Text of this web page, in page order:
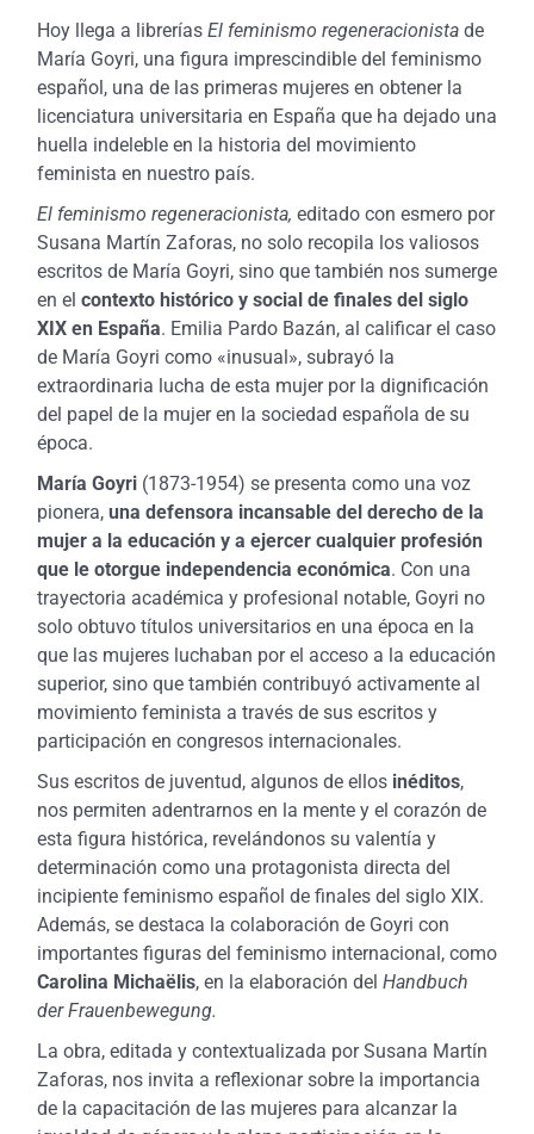
Hoy llega a librerías El feminismo regeneracionistade
María Goyri, una figura imprescindible del feminismo
español, una de las primeras mujeres en obtener la
licenciatura universitaria en España que ha dejado una
huella indeleble en la historia del movimiento
feminista en nuestro país.
El feminismo regeneracionista, editado con esmero por
Susana Martín Zaforas, no solo recopila los valiosos
escritos de María Goyri, sino que también nos sumerge
en el contexto histórico y social de finales del siglo
XIX en España. Emilia Pardo Bazán, al calificar el caso
de María Goyri como «inusual», subrayó la
extraordinaria lucha de esta mujer por la dignificación
del papel de la mujer en la sociedad española de su
época.
María Goyri(1873-1954) se presenta como una voz
pionera, una defensora incansable del derecho de la
mujer a la educación y a ejercer cualquier profesión
que le otorgue independencia económica. Con una
trayectoria académica y profesional notable, Goyri no
solo obtuvo títulos universitarios en una época en la
que las mujeres luchaban por el acceso a la educación
superior, sino que también contribuyó activamente al
movimiento feminista a través de sus escritos y
participación en congresos internacionales.
Sus escritos de juventud, algunos de ellos inéditos,
nos permiten adentrarnos en la mente y el corazón de
esta figura histórica, revelándonos su valentía y
determinación como una protagonista directa del
incipiente feminismo español de finales del siglo XIX.
Además, se destaca la colaboración de Goyri con
importantes figuras del feminismo internacional, como
Carolina Michaëlis, en la elaboración del Handbuch
der Frauenbewegung.
La obra, editada y contextualizada por Susana Martín
Zaforas, nos invita a reflexionar sobre la importancia
de la capacitación de las mujeres para alcanzar la